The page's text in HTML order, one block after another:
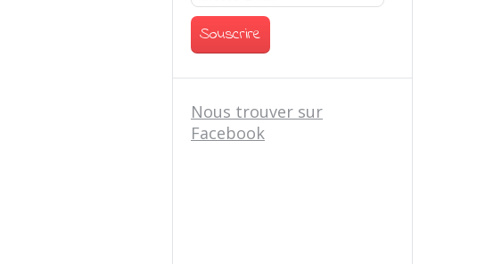
Nous trouver sur
Facebook